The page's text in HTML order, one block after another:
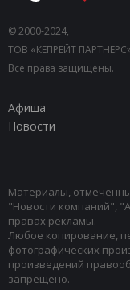
© 2000-2024,
ТОВ «КЕПРЕЙТ
Все права защищены.
Афиша
Новости
Материалы,
"Новости компаний",
правах рекламы.
Любое копирование,
фотографических
произведений
запрещено.